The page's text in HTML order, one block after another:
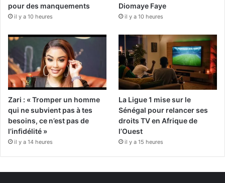
pour des manquements
il y a 10 heures
Diomaye Faye
il y a 10 heures
Zari : « Tromper un homme
qui ne subvient pas à tes
besoins, ce n’est pas de
l’infidélité »
il y a 14 heures
La Ligue 1 mise sur le
Sénégal pour relancer ses
droits TV en Afrique de
l’Ouest
il y a 15 heures